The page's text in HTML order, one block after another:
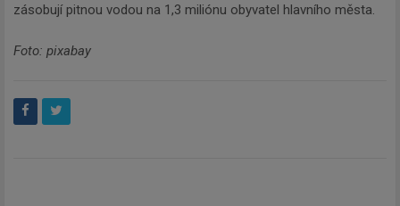
zásobují pitnou vodou na 1,3 miliónu obyvatel hlavního města.
Foto: pixabay